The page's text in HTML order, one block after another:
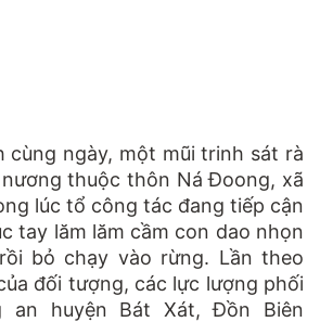
cùng ngày, một mũi trinh sát rà
thuộc thôn Ná Đoong, xã
lúc tổ công tác đang tiếp cận
tay lăm lăm cầm con dao nhọn
bỏ chạy vào rừng. Lần theo
đối tượng, các lực lượng phối
an huyện Bát Xát, Đồn Biên